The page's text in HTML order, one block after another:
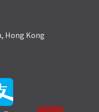
Hong Kong